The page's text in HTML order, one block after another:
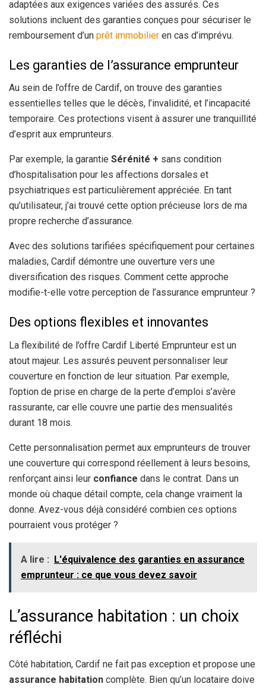
adaptées aux exigences variées des assurés. Ces
solutions incluent des garanties conçues pour sécuriser le
remboursement d’un prêt immobilier en cas d’imprévu.
Les garanties de l’assurance emprunteur
Au sein de l’offre de Cardif, on trouve des garanties
essentielles telles que le décès, l’invalidité, et l’incapacité
temporaire. Ces protections visent à assurer une tranquillité
d’esprit aux emprunteurs.
Par exemple, la garantie Sérénité + sans condition
d’hospitalisation pour les affections dorsales et
psychiatriques est particulièrement appréciée. En tant
qu’utilisateur, j’ai trouvé cette option précieuse lors de ma
propre recherche d’assurance.
Avec des solutions tarifiées spécifiquement pour certaines
maladies, Cardif démontre une ouverture vers une
diversification des risques. Comment cette approche
modifie-t-elle votre perception de l’assurance emprunteur ?
Des options flexibles et innovantes
La flexibilité de l’offre Cardif Liberté Emprunteur est un
atout majeur. Les assurés peuvent personnaliser leur
couverture en fonction de leur situation. Par exemple,
l’option de prise en charge de la perte d’emploi s’avère
rassurante, car elle couvre une partie des mensualités
durant 18 mois.
Cette personnalisation permet aux emprunteurs de trouver
une couverture qui correspond réellement à leurs besoins,
renforçant ainsi leur confiance dans le contrat. Dans un
monde où chaque détail compte, cela change vraiment la
donne. Avez-vous déjà considéré combien ces options
pourraient vous protéger ?
A lire : L'équivalence des garanties en assurance
emprunteur : ce que vous devez savoir
L’assurance habitation : un choix
réfléchi
Côté habitation, Cardif ne fait pas exception et propose une
assurance habitation complète. Bien qu’un locataire doive